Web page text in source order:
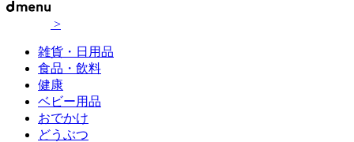
>
雑貨・日用品
食品・飲料
健康
ベビー用品
おでかけ
どうぶつ